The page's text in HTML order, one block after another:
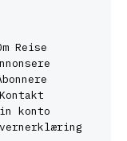
Reise
Kontakt
konto